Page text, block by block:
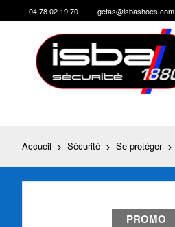
04 78 02 19 70 getas@isbashoes.com
contenu
Accueil Sécurité Se protéger
PROMO